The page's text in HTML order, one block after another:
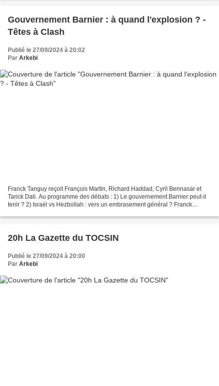
Gouvernement Barnier : à quand l'explosion ? -
Têtes à Clash
Publié le 27/09/2024 à 20:02
Par Arkebi
Franck Tanguy reçoit François Martin, Richard Haddad, Cyril Bennasar et
Tarick Dali. Au programme des débats : 1) Le gouvernement Barnier peut-il
tenir ? 2) Israël vs Hezbollah : vers un embrasement général ? Franck
20h La Gazette du TOCSIN
Publié le 27/09/2024 à 20:00
Par Arkebi